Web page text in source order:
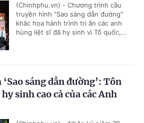
(Chinhphu.vn) - Chương trình cầu
truyền hình "Sao sáng dẫn đường"
khắc họa hành trình tri ân các anh
hùng liệt sĩ đã hy sinh vì Tổ quốc,...
sáng dẫn đường’: Tôn
sinh cao cả của các Anh